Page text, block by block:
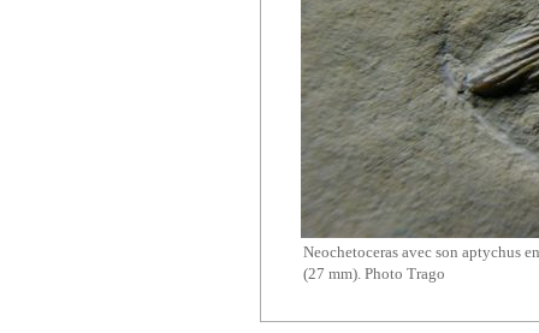
Neochetoceras avec son aptychus
(27 mm). Photo Trago